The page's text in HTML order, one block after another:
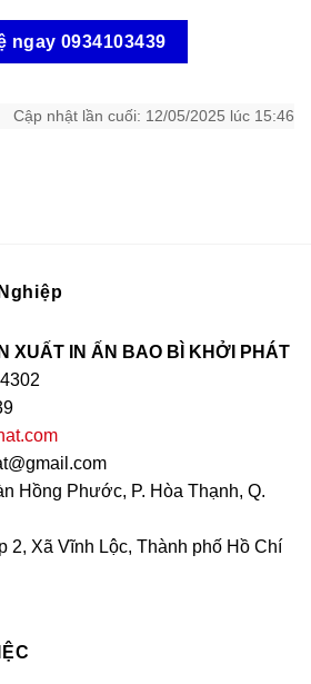
ngay 0934103439
Cập nhật lần cuối: 12/05/2025 lúc 15:46
XUẤT IN ẤN BAO BÌ KHỞI PHÁT
Hồng Phước, P. Hòa Thạnh, Q.
2, Xã Vĩnh Lộc, Thành phố Hồ Chí